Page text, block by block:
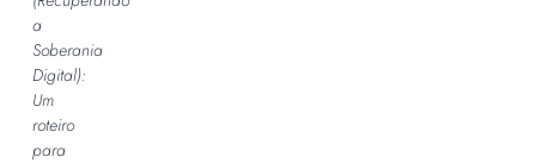
a
Soberania
Digital):
Um
roteiro
para